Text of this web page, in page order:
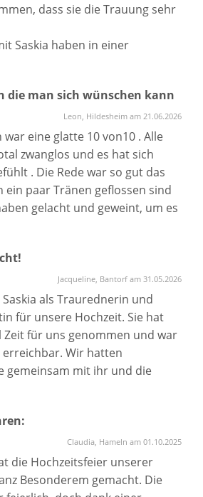
dass sie die Trauung sehr
Saskia haben in einer
stattgefunden, auf unsere
gefühlt. Zwischen
wir uns jederzeit melden und
schnell bekommen.
zufrieden und glücklich und
wieder wählen, wenn wir
wären ;)
die man sich wünschen kann
Leon, Hildesheim am 21.06.2026
eine glatte 10 von10 . Alle
zwanglos und es hat sich
. Die Rede war so gut das
ein paar Tränen geflossen sind
gelacht und geweint, um es
einfach ein Traum es hat
ich wirklich jedem
möchte das es perfekt wird.
Jacqueline, Bantorf am 31.05.2026
als Traurednerin und
für unsere Hochzeit. Sie hat
Zeit für uns genommen und war
Wir hatten
gemeinsam mit ihr und die
wundervoll. Sie hat so viel
zu Tränen gerührt. Wir
wieder engagieren und
jedem, der sich seine
Wir hätten wirklich nicht
Claudia, Hameln am 01.10.2025
die Hochzeitsfeier unserer
Besonderem gemacht. Die